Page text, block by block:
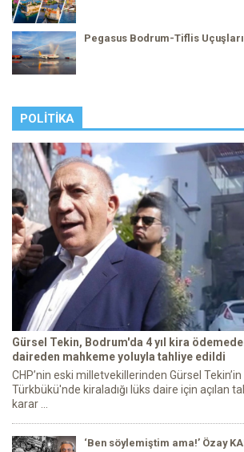
Pegasus Bodrum-Tiflis
POLITIKA
Gürsel Tekin, Bodrum'da 4 yıl kira
daireden mahkeme yoluyla tahliye edildi
CHP’nin eski milletvekillerinden Gürsel
Türkbükü'nde kiraladığı lüks daire için açılan
karar ...
‘Ben söylemiştim ama!’ Özay